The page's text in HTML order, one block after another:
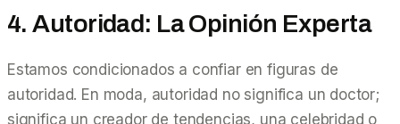
4. Autoridad: La Opinión Experta
Estamos condicionados a confiar en figuras de
autoridad. En moda, autoridad no significa un doctor;
significa un creador de tendencias, una celebridad o